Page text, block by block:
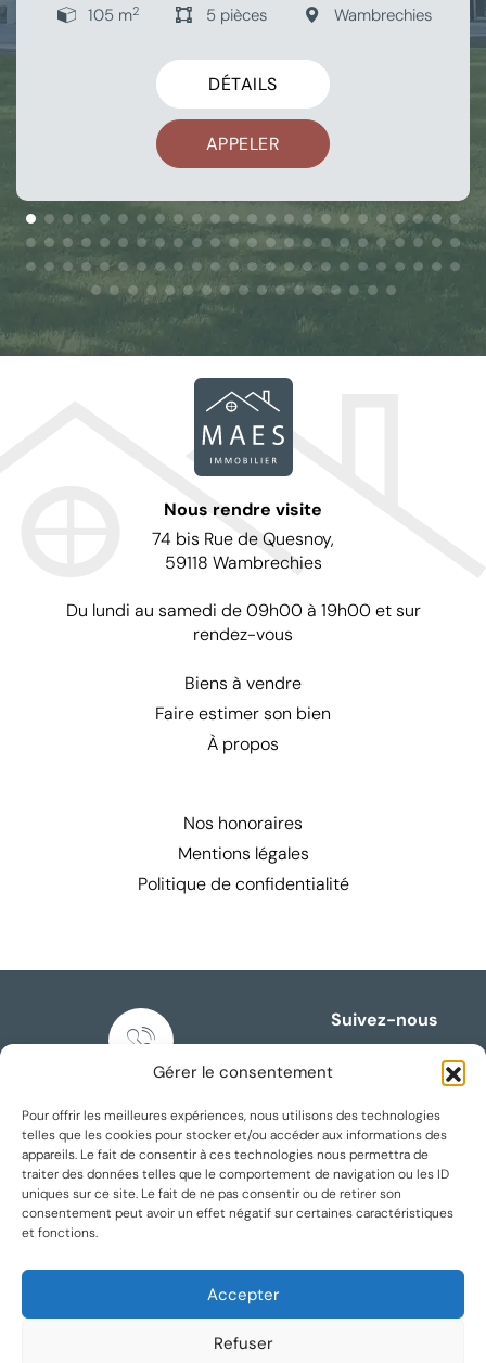
Gérer le consentement
Pour offrir les meilleures expériences, nous utilisons des technologies
telles que les cookies pour stocker et/ou accéder aux informations des
appareils. Le fait de consentir à ces technologies nous permettra de
traiter des données telles que le comportement de navigation ou les ID
uniques sur ce site. Le fait de ne pas consentir ou de retirer son
consentement peut avoir un effet négatif sur certaines caractéristiques
et fonctions.
Accepter
Refuser
105 m2 5 pièces Wambrechies
DÉTAILS
APPELER
Nous rendre visite
74 bis Rue de Quesnoy,
59118 Wambrechies
Du lundi au samedi de 09h00 à 19h00 et sur
rendez-vous
Biens à vendre
Faire estimer son bien
À propos
Nos honoraires
Mentions légales
Politique de confidentialité
Nous appeler
+33 3 74 69 05 57
Suivez-nous